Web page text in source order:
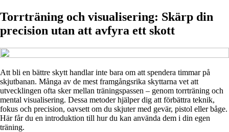
Torrträning och visualisering: Skärp din
precision utan att avfyra ett skott
Att bli en bättre skytt handlar inte bara om att spendera timmar på
skjutbanan. Många av de mest framgångsrika skyttarna vet att
utvecklingen ofta sker mellan träningspassen – genom torrträning och
mental visualisering. Dessa metoder hjälper dig att förbättra teknik,
fokus och precision, oavsett om du skjuter med gevär, pistol eller båge.
Här får du en introduktion till hur du kan använda dem i din egen
träning.